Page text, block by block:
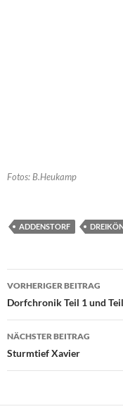
Fotos: B.Heukamp
ADDENSTORF
VORHERIGER BEITRAG
Dorfchronik Teil 1 und
NÄCHSTER BEITRAG
Sturmtief Xavier